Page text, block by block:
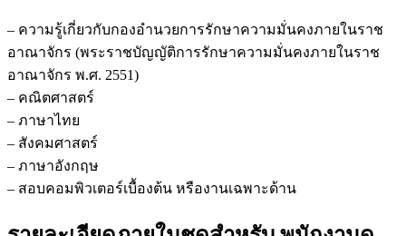
กอ.รมน.
ชิ้น
– ความรู้เกี่ยวกับกองอำนวยการรักษาความมั่นคงภายในราช
อาณาจักร (พระราชบัญญัติการรักษาความมั่นคงภายในราช
อาณาจักร พ.ศ. 2551)
– คณิตศาสตร์
– ภาษาไทย
– สังคมศาสตร์
– ภาษาอังกฤษ
– สอบคอมพิวเตอร์เบื้องต้น หรืองานเฉพาะด้าน